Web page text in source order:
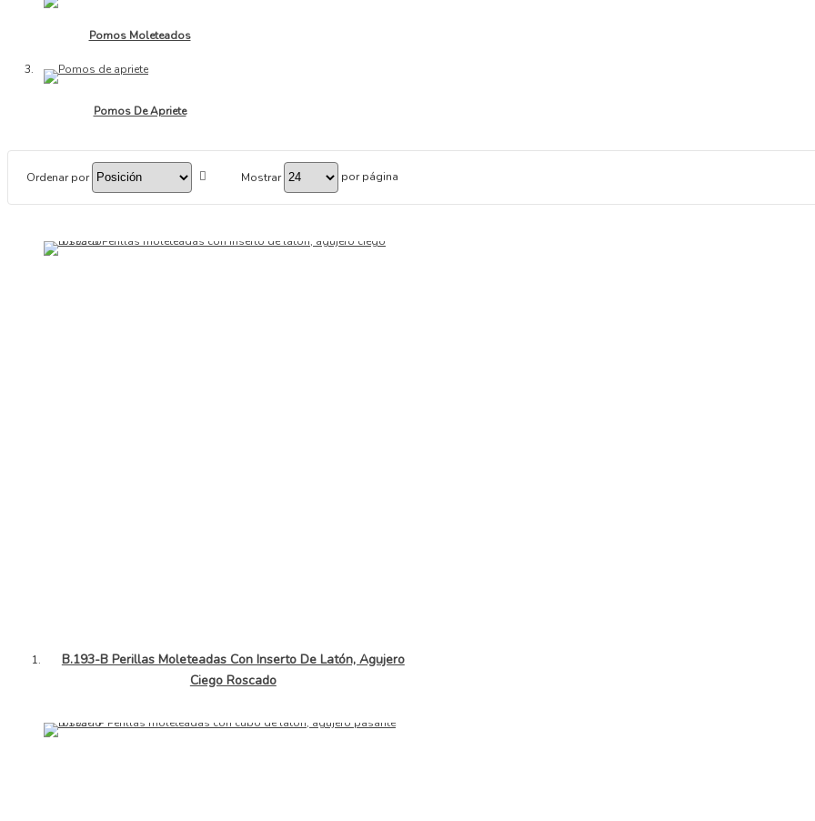
Pomos Moleteados
Pomos De Apriete
Ordenar por Mostrar por página
B.193-B Perillas Moleteadas Con Inserto De Latón, Agujero
Ciego Roscado